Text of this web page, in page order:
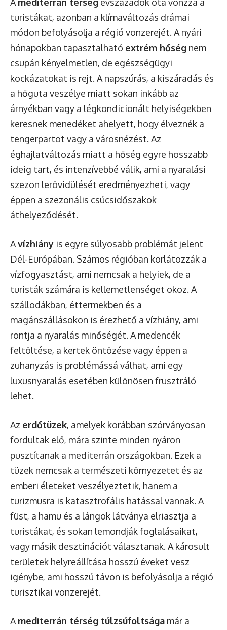
turistákat, azonban a klímaváltozás drámai
módon befolyásolja a régió vonzerejét. A nyári
hónapokban tapasztalható extrém hőség nem
csupán kényelmetlen, de egészségügyi
kockázatokat is rejt. A napszúrás, a kiszáradás és
a hőguta veszélye miatt sokan inkább az
árnyékban vagy a légkondicionált helyiségekben
keresnek menedéket ahelyett, hogy élveznék a
tengerpartot vagy a városnézést. Az
éghajlatváltozás miatt a hőség egyre hosszabb
ideig tart, és intenzívebbé válik, ami a nyaralási
szezon lerövidülését eredményezheti, vagy
éppen a szezonális csúcsidőszakok
áthelyeződését.
Avízhiány is egyre súlyosabb problémát jelent
Dél-Európában. Számos régióban korlátozzák a
vízfogyasztást, ami nemcsak a helyiek, de a
turisták számára is kellemetlenséget okoz. A
szállodákban, éttermekben és a
magánszállásokon is érezhető a vízhiány, ami
rontja a nyaralás minőségét. A medencék
feltöltése, a kertek öntözése vagy éppen a
zuhanyzás is problémássá válhat, ami egy
luxusnyaralás esetében különösen frusztráló
lehet.
Az erdőtüzek, amelyek korábban szórványosan
fordultak elő, mára szinte minden nyáron
pusztítanak a mediterrán országokban. Ezek a
tüzek nemcsak a természeti környezetet és az
emberi életeket veszélyeztetik, hanem a
turizmusra is katasztrofális hatással vannak. A
füst, a hamu és a lángok látványa elriasztja a
turistákat, és sokan lemondják foglalásaikat,
vagy másik desztinációt választanak. A károsult
területek helyreállítása hosszú éveket vesz
igénybe, ami hosszú távon is befolyásolja a régió
turisztikai vonzerejét.
A mediterrán térség túlzsúfoltsága már a